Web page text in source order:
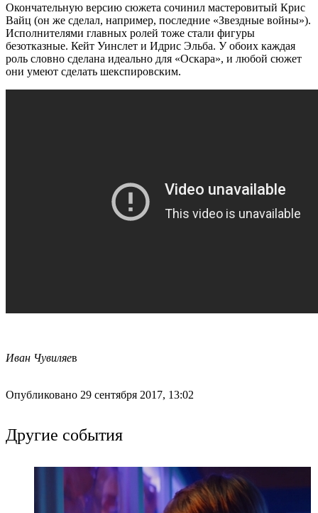
Окончательную версию сюжета сочинил мастеровитый Крис
Вайц (он же сделал, например, последние «Звездные войны»).
Исполнителями главных ролей тоже стали фигуры
безотказные. Кейт Уинслет и Идрис Эльба. У обоих каждая
роль словно сделана идеально для «Оскара», и любой сюжет
они умеют сделать шекспировским.
Иван Чувиляев
Опубликовано 29 сентября 2017, 13:02
Другие события